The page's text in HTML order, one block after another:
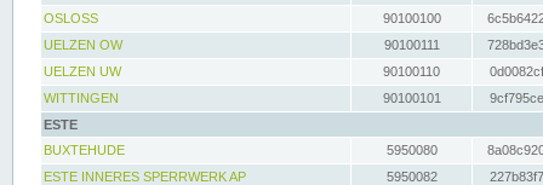
OSLOSS
90100100
UELZEN OW
90100111
UELZEN UW
90100110
WITTINGEN
90100101
ESTE
BUXTEHUDE
5950080
ESTE INNERES SPERRWERK AP
5950082